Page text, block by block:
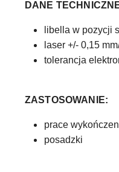
DANE
libella w pozycji
laser +/- 0,15
tolerancja
ZASTOSOWANIE:
prace
posadzki